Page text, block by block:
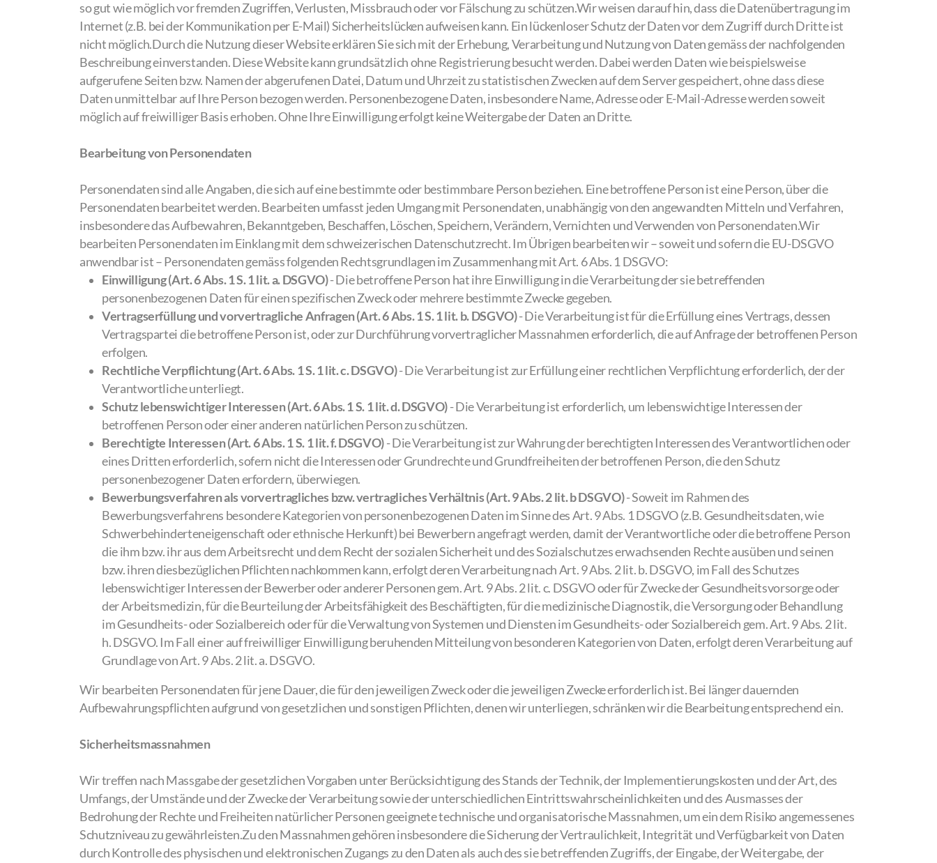
so gut wie möglich vor fremden Zugriffen, Verlusten, Missbrauch oder vor Fälschung zu schützen.Wir weisen darauf hin, dass die Datenübertragung im
Internet (z.B. bei der Kommunikation per E-Mail) Sicherheitslücken aufweisen kann. Ein lückenloser Schutz der Daten vor dem Zugriff durch Dritte ist
nicht möglich.Durch die Nutzung dieser Website erklären Sie sich mit der Erhebung, Verarbeitung und Nutzung von Daten gemäss der nachfolgenden
Beschreibung einverstanden. Diese Website kann grundsätzlich ohne Registrierung besucht werden. Dabei werden Daten wie beispielsweise
aufgerufene Seiten bzw. Namen der abgerufenen Datei, Datum und Uhrzeit zu statistischen Zwecken auf dem Server gespeichert, ohne dass diese
Daten unmittelbar auf Ihre Person bezogen werden. Personenbezogene Daten, insbesondere Name, Adresse oder E-Mail-Adresse werden soweit
möglich auf freiwilliger Basis erhoben. Ohne Ihre Einwilligung erfolgt keine Weitergabe der Daten an Dritte.
Bearbeitung von Personendaten
Personendaten sind alle Angaben, die sich auf eine bestimmte oder bestimmbare Person beziehen. Eine betroffene Person ist eine Person, über die
Personendaten bearbeitet werden. Bearbeiten umfasst jeden Umgang mit Personendaten, unabhängig von den angewandten Mitteln und Verfahren,
insbesondere das Aufbewahren, Bekanntgeben, Beschaffen, Löschen, Speichern, Verändern, Vernichten und Verwenden von Personendaten.Wir
bearbeiten Personendaten im Einklang mit dem schweizerischen Datenschutzrecht. Im Übrigen bearbeiten wir – soweit und sofern die EU-DSGVO
anwendbar ist – Personendaten gemäss folgenden Rechtsgrundlagen im Zusammenhang mit Art. 6 Abs. 1 DSGVO:
Einwilligung (Art. 6 Abs. 1 S. 1 lit. a. DSGVO)- Die betroffene Person hat ihre Einwilligung in die Verarbeitung der sie betreffenden
personenbezogenen Daten für einen spezifischen Zweck oder mehrere bestimmte Zwecke gegeben.
Vertragserfüllung und vorvertragliche Anfragen (Art. 6 Abs. 1 S. 1 lit. b. DSGVO)- Die Verarbeitung ist für die Erfüllung eines Vertrags, dessen
Vertragspartei die betroffene Person ist, oder zur Durchführung vorvertraglicher Massnahmen erforderlich, die auf Anfrage der betroffenen Person
erfolgen.
Rechtliche Verpflichtung (Art. 6 Abs. 1 S. 1 lit. c. DSGVO)- Die Verarbeitung ist zur Erfüllung einer rechtlichen Verpflichtung erforderlich, der der
Verantwortliche unterliegt.
Schutz lebenswichtiger Interessen (Art. 6 Abs. 1 S. 1 lit. d. DSGVO)- Die Verarbeitung ist erforderlich, um lebenswichtige Interessen der
betroffenen Person oder einer anderen natürlichen Person zu schützen.
Berechtigte Interessen (Art. 6 Abs. 1 S. 1 lit. f. DSGVO)- Die Verarbeitung ist zur Wahrung der berechtigten Interessen des Verantwortlichen oder
eines Dritten erforderlich, sofern nicht die Interessen oder Grundrechte und Grundfreiheiten der betroffenen Person, die den Schutz
personenbezogener Daten erfordern, überwiegen.
Bewerbungsverfahren als vorvertragliches bzw. vertragliches Verhältnis (Art. 9 Abs. 2 lit. b DSGVO)- Soweit im Rahmen des
Bewerbungsverfahrens besondere Kategorien von personenbezogenen Daten im Sinne des Art. 9 Abs. 1 DSGVO (z.B. Gesundheitsdaten, wie
Schwerbehinderteneigenschaft oder ethnische Herkunft) bei Bewerbern angefragt werden, damit der Verantwortliche oder die betroffene Person
die ihm bzw. ihr aus dem Arbeitsrecht und dem Recht der sozialen Sicherheit und des Sozialschutzes erwachsenden Rechte ausüben und seinen
bzw. ihren diesbezüglichen Pflichten nachkommen kann, erfolgt deren Verarbeitung nach Art. 9 Abs. 2 lit. b. DSGVO, im Fall des Schutzes
lebenswichtiger Interessen der Bewerber oder anderer Personen gem. Art. 9 Abs. 2 lit. c. DSGVO oder für Zwecke der Gesundheitsvorsorge oder
der Arbeitsmedizin, für die Beurteilung der Arbeitsfähigkeit des Beschäftigten, für die medizinische Diagnostik, die Versorgung oder Behandlung
im Gesundheits- oder Sozialbereich oder für die Verwaltung von Systemen und Diensten im Gesundheits- oder Sozialbereich gem. Art. 9 Abs. 2 lit.
h. DSGVO. Im Fall einer auf freiwilliger Einwilligung beruhenden Mitteilung von besonderen Kategorien von Daten, erfolgt deren Verarbeitung auf
Grundlage von Art. 9 Abs. 2 lit. a. DSGVO.
Wir bearbeiten Personendaten für jene Dauer, die für den jeweiligen Zweck oder die jeweiligen Zwecke erforderlich ist. Bei länger dauernden
Aufbewahrungspflichten aufgrund von gesetzlichen und sonstigen Pflichten, denen wir unterliegen, schränken wir die Bearbeitung entsprechend ein.
Sicherheitsmassnahmen
Wir treffen nach Massgabe der gesetzlichen Vorgaben unter Berücksichtigung des Stands der Technik, der Implementierungskosten und der Art, des
Umfangs, der Umstände und der Zwecke der Verarbeitung sowie der unterschiedlichen Eintrittswahrscheinlichkeiten und des Ausmasses der
Bedrohung der Rechte und Freiheiten natürlicher Personen geeignete technische und organisatorische Massnahmen, um ein dem Risiko angemessenes
Schutzniveau zu gewährleisten.Zu den Massnahmen gehören insbesondere die Sicherung der Vertraulichkeit, Integrität und Verfügbarkeit von Daten
durch Kontrolle des physischen und elektronischen Zugangs zu den Daten als auch des sie betreffenden Zugriffs, der Eingabe, der Weitergabe, der